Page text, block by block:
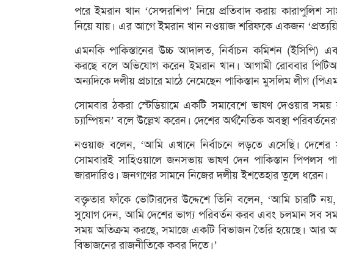
পরে ইমরান খান ‘সেন্সরশিপ’ নিয়ে প্রতিবাদ করায় কারাপুলিশ
নিয়ে যায়। এর আগে ইমরান খান নওয়াজ শরিফকে একজন ‘প্রত্যয়িত
এমনকি পাকিস্তানের উচ্চ আদালত, নির্বাচন কমিশন (ইসিপি)
করছে বলে অভিযোগ করেন ইমরান খান। আগামী রোববার
অন্যদিকে দলীয় প্রচারে মাঠে নেমেছেন পাকিস্তান মুসলিম লীগ
সোমবার ঠকরা স্টেডিয়ামে একটি সমাবেশে ভাষণ দেওয়ার
চ্যাম্পিয়ন’ বলে উল্লেখ করেন। দেশের অর্থনৈতিক অবস্থা
নওয়াজ বলেন, ‘আমি এখানে নির্বাচনে লড়তে এসেছি।
সোমবারই সাহিওয়ালে জনসভায় ভাষণ দেন পাকিস্তান পিপলস
জারদারিও। জনগণের সামনে নিজের দলীয় ইশতেহার তুলে ধরেন।
বক্তৃতার ফাঁকে ভোটারদের উদ্দেশে তিনি বলেন, ‘আমি চারটি
সুযোগ দেন, আমি দেশের ভাগ্য পরিবর্তন করব এবং চলমান সব
সময় অতিক্রম করছে, সমাজে একটি বিভাজন তৈরি হয়েছে। আর আমি
বিভাজনের রাজনীতিকে কবর দিতে।’